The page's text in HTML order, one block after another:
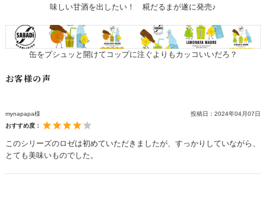
味しい甘酒を出したい！ 糀だるまが遂に発売♪
缶をプシュッと開けてコップに注ぐよりもカッコいいだろ？
お客様の声
mynapapa様 投稿日： 2024年04月07日
おすすめ度：
このシリーズのロゼは初めていただきましたが、すっかりしていながら、
とても美味いものでした。